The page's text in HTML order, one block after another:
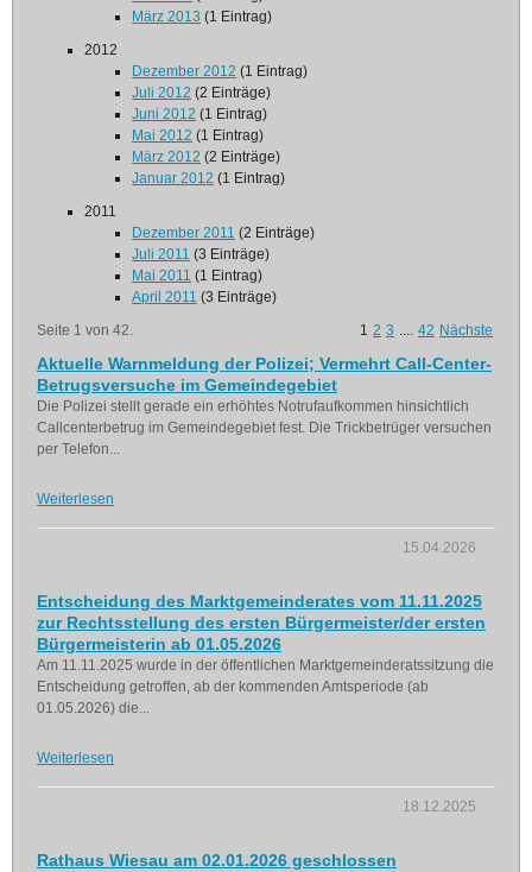
März 2013 (1 Eintrag)
2012
Dezember 2012 (1 Eintrag)
Juli 2012 (2 Einträge)
Juni 2012 (1 Eintrag)
Mai 2012 (1 Eintrag)
März 2012 (2 Einträge)
Januar 2012 (1 Eintrag)
2011
Dezember 2011 (2 Einträge)
Juli 2011 (3 Einträge)
Mai 2011 (1 Eintrag)
April 2011 (3 Einträge)
Seite 1 von 42.
1 2 3 .... 42 Nächste
Aktuelle Warnmeldung der Polizei; Vermehrt Call-Center-
Betrugsversuche im Gemeindegebiet
Die Polizei stellt gerade ein erhöhtes Notrufaufkommen hinsichtlich
Callcenterbetrug im Gemeindegebiet fest. Die Trickbetrüger versuchen
per Telefon...
Weiterlesen
15.04.2026
Entscheidung des Marktgemeinderates vom 11.11.2025
zur Rechtsstellung des ersten Bürgermeister/der ersten
Bürgermeisterin ab 01.05.2026
Am 11.11.2025 wurde in der öffentlichen Marktgemeinderatssitzung die
Entscheidung getroffen, ab der kommenden Amtsperiode (ab
01.05.2026) die...
Weiterlesen
18.12.2025
Rathaus Wiesau am 02.01.2026 geschlossen